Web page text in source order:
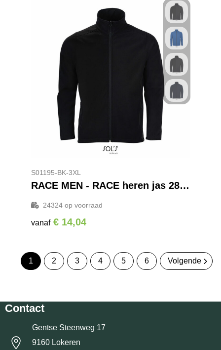
S01195-BK-3XL
RACE MEN - RACE heren jas 280g
24324op voorraad
vanaf € 14,04
1 2 3 4 5 6 Volgende
Contact
Gentse Steenweg 17
9160 Lokeren